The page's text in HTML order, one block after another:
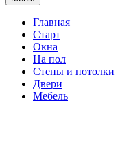
Главная
Старт
Окна
На пол
Стены и потолки
Двери
Мебель